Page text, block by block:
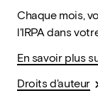
Chaque mois,
l'IRPA dans
En savoir plus
Droits d'auteur